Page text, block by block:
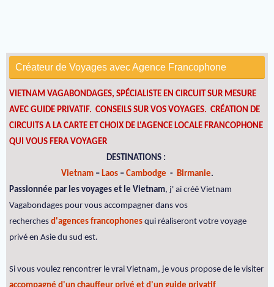
Créateur de Voyages avec Agence Francophone
VIETNAM VAGABONDAGES, SPÉCIALISTE EN CIRCUIT SUR MESURE
AVEC GUIDE PRIVATIF. CONSEILS SUR VOS VOYAGES. CRÉATION DE
CIRCUITS A LA CARTE ET CHOIX DE L'AGENCE LOCALE FRANCOPHONE
QUI VOUS FERA VOYAGER
DESTINATIONS :
Vietnam– Laos – Cambodge - Birmanie.
Passionnée par les voyages et le Vietnam, j' ai créé Vietnam
Vagabondages pour vous accompagner dans vos
recherches d'agences francophones qui réaliseront votre voyage
privé en Asie du sud est.
Si vous voulez rencontrer le vrai Vietnam, je vous propose de le visiter